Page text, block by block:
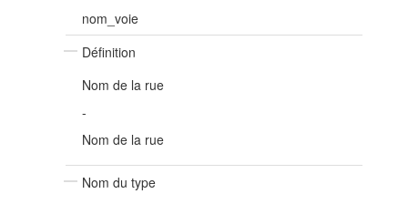
nom_voie
Définition
Nom de la rue
-
Nom de la rue
Nom du type